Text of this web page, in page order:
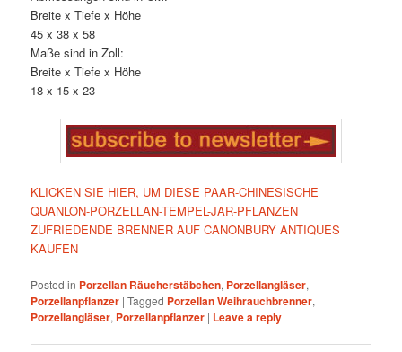
Breite x Tiefe x Höhe
45 x 38 x 58
Maße sind in Zoll:
Breite x Tiefe x Höhe
18 x 15 x 23
KLICKEN SIE HIER, UM DIESE PAAR-CHINESISCHE
QUANLON-PORZELLAN-TEMPEL-JAR-PFLANZEN
ZUFRIEDENDE BRENNER AUF CANONBURY ANTIQUES
KAUFEN
Posted in Porzellan Räucherstäbchen, Porzellangläser,
Porzellanpflanzer |Tagged Porzellan Weihrauchbrenner,
Porzellangläser, Porzellanpflanzer | Leave a reply